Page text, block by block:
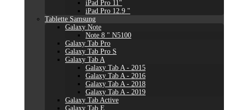
iPad Pro 11"
iPad Pro 12.9 "
Tablette Samsung
Galaxy Note
Note 8 " N5100
Galaxy Tab Pro
Galaxy Tab Pro S
Galaxy Tab A
Galaxy Tab A - 2015
Galaxy Tab A - 2016
Galaxy Tab A - 2018
Galaxy Tab A - 2019
Galaxy Tab Active
Galaxy Tab E